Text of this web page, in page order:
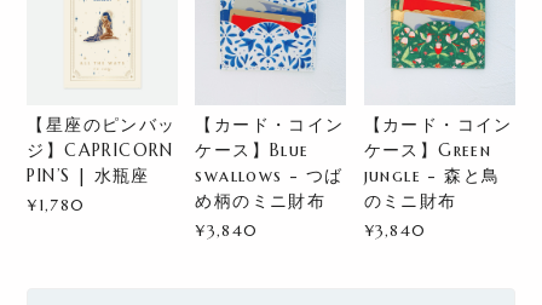
【星座のピンバッ
ジ】CAPRICORN
PIN’S | 水瓶座
¥1,780
【カード・コイン
ケース】Blue
swallows - つば
め柄のミニ財布
¥3,840
【カード・コイン
ケース】Green
jungle - 森と鳥
のミニ財布
¥3,840